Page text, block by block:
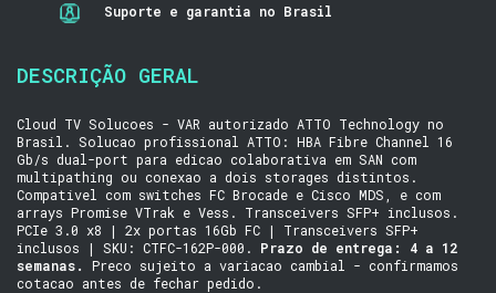
Suporte e garantia no Brasil
DESCRIÇÃO GERAL
Cloud TV Solucoes - VAR autorizado ATTO Technology no
Brasil. Solucao profissional ATTO: HBA Fibre Channel 16
Gb/s dual-port para edicao colaborativa em SAN com
multipathing ou conexao a dois storages distintos.
Compativel com switches FC Brocade e Cisco MDS, e com
arrays Promise VTrak e Vess. Transceivers SFP+ inclusos.
PCIe 3.0 x8 | 2x portas 16Gb FC | Transceivers SFP+
inclusos | SKU: CTFC-162P-000. Prazo de entrega: 4 a 12
semanas.
Preco sujeito a variacao cambial - confirmamos
cotacao antes de fechar pedido.